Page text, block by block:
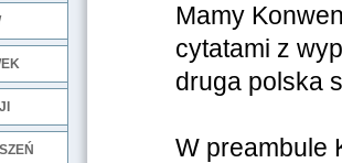
Mamy
cytatami z
druga polska
W preambule